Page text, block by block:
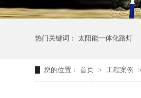
热门关键词： 太阳能一体化路灯
您的位置： 首页 > 工程案例 >